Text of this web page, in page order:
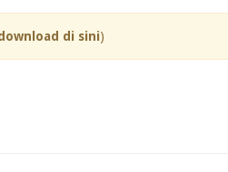
di sini)